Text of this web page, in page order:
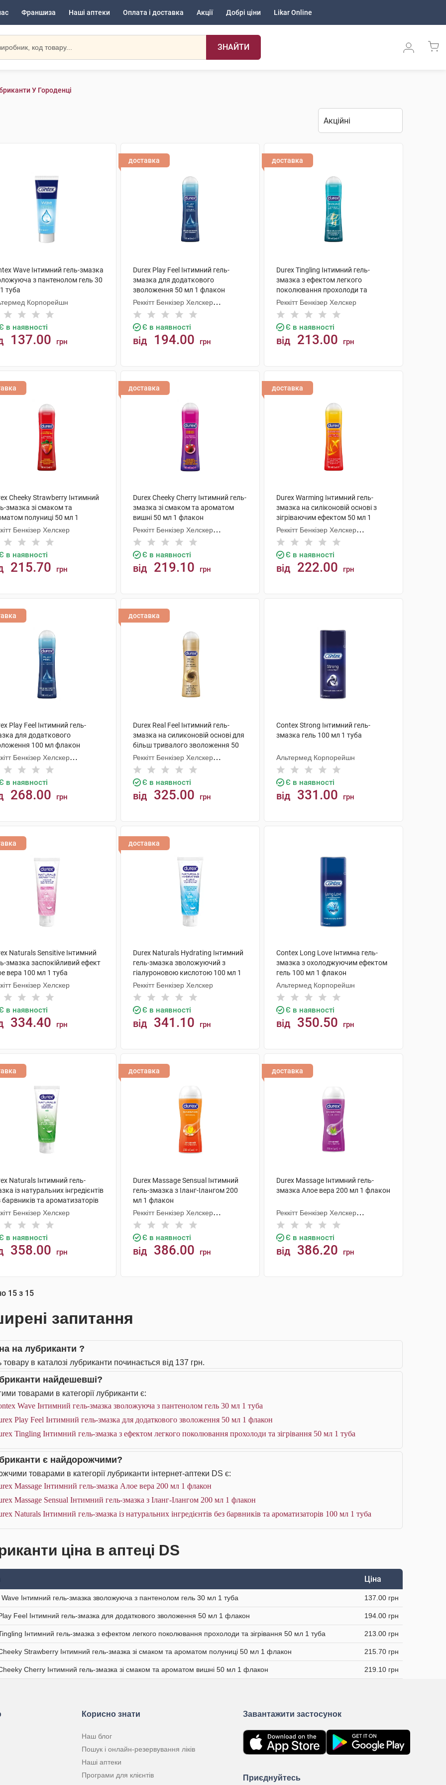
Франшиза Наші аптеки Оплата і доставка Акції Добрі ціни Likar Online
ЗНАЙТИ
У Городенці
Wave Інтимний гель-змазка
з пантенолом гель 30
туба
Корпорейшн
в наявності
137.00 грн
доставка
Durex Play Feel Інтимний гель-
змазка для додаткового
зволоження 50 мл 1 флакон
Реккітт Бенкізер Хелскер
Мануфектурінг
Є в наявності
від 194.00 грн
доставка
Durex Tingling Інтимний гель-
змазка з ефектом легкого
поколювання прохолоди та
зігрівання 50 мл 1 туба
Реккітт Бенкізер Хелскер
Є в наявності
від 213.00 грн
Cheeky Strawberry Інтимний
змазка зі смаком та
полуниці 50 мл 1
Бенкізер Хелскер
в наявності
215.70 грн
доставка
Durex Cheeky Cherry Інтимний гель-
змазка зі смаком та ароматом
вишні 50 мл 1 флакон
Реккітт Бенкізер Хелскер
Мануфектурінг
Є в наявності
від 219.10 грн
доставка
Durex Warming Інтимний гель-
змазка на силіконовій основі з
зігріваючим ефектом 50 мл 1
флакон
Реккітт Бенкізер Хелскер
Мануфектурінг
Є в наявності
від 222.00 грн
Play Feel Інтимний гель-
для додаткового
100 мл флакон
Бенкізер Хелскер
в наявності
268.00 грн
доставка
Durex Real Feel Інтимний гель-
змазка на силиконовій основі для
більш тривалого зволоження 50
мл 1 флакон
Реккітт Бенкізер Хелскер
Мануфектурінг
Є в наявності
від 325.00 грн
Contex Strong Інтимний гель-
змазка гель 100 мл 1 туба
Альтермед Корпорейшн
Є в наявності
від 331.00 грн
Naturals Sensitive Інтимний
змазка заспокійливий ефект
вера 100 мл 1 туба
Бенкізер Хелскер
в наявності
334.40 грн
доставка
Durex Naturals Hydrating Інтимний
гель-змазка зволожуючий з
гіалуроновою кислотою 100 мл 1
туба
Реккітт Бенкізер Хелскер
Є в наявності
від 341.10 грн
Contex Long Love Інтимна гель-
змазка з охолоджуючим ефектом
гель 100 мл 1 флакон
Альтермед Корпорейшн
Є в наявності
від 350.50 грн
Naturals Інтимний гель-
із натуральних інгредієнтів
барвників та ароматизаторів
мл 1 туба
Бенкізер Хелскер
в наявності
358.00 грн
доставка
Durex Massage Sensual Інтимний
гель-змазка з Іланг-Ілангом 200
мл 1 флакон
Реккітт Бенкізер Хелскер
Мануфектурінг
Є в наявності
від 386.00 грн
доставка
Durex Massage Інтимний гель-
змазка Алое вера 200 мл 1 флакон
Реккітт Бенкізер Хелскер
Мануфектурінг
Є в наявності
від 386.20 грн
15 з 15
запитання
на лубриканти ?
товару в каталозі лубриканти починається від 137 грн.
найдешевші?
товарами в категорії лубриканти є:
Wave Інтимний гель-змазка зволожуюча з пантенолом гель 30 мл 1 туба
Play Feel Інтимний гель-змазка для додаткового зволоження 50 мл 1 флакон
Tingling Інтимний гель-змазка з ефектом легкого поколювання прохолоди та зігрівання 50 мл 1 туба
є найдорожчими?
товарами в категорії лубриканти інтернет-аптеки DS є:
Massage Інтимний гель-змазка Алое вера 200 мл 1 флакон
Massage Sensual Інтимний гель-змазка з Іланг-Ілангом 200 мл 1 флакон
Naturals Інтимний гель-змазка із натуральних інгредієнтів без барвників та ароматизаторів 100 мл 1 туба
ціна в аптеці DS
Ціна
Інтимний гель-змазка зволожуюча з пантенолом гель 30 мл 1 туба 137.00 грн
Feel Інтимний гель-змазка для додаткового зволоження 50 мл 1 флакон 194.00 грн
Інтимний гель-змазка з ефектом легкого поколювання прохолоди та зігрівання 50 мл 1 туба 213.00 грн
Strawberry Інтимний гель-змазка зі смаком та ароматом полуниці 50 мл 1 флакон 215.70 грн
Cherry Інтимний гель-змазка зі смаком та ароматом вишні 50 мл 1 флакон 219.10 грн
Корисно знати
Наш блог
Пошук і онлайн-резервування ліків
Наші аптеки
Програми для клієнтів
Завантажити застосунок
Приєднуйтесь